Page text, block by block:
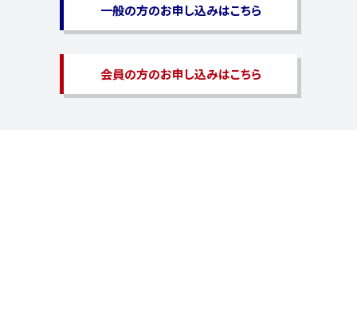
一般の方のお申し込みはこちら
会員の方のお申し込みはこちら